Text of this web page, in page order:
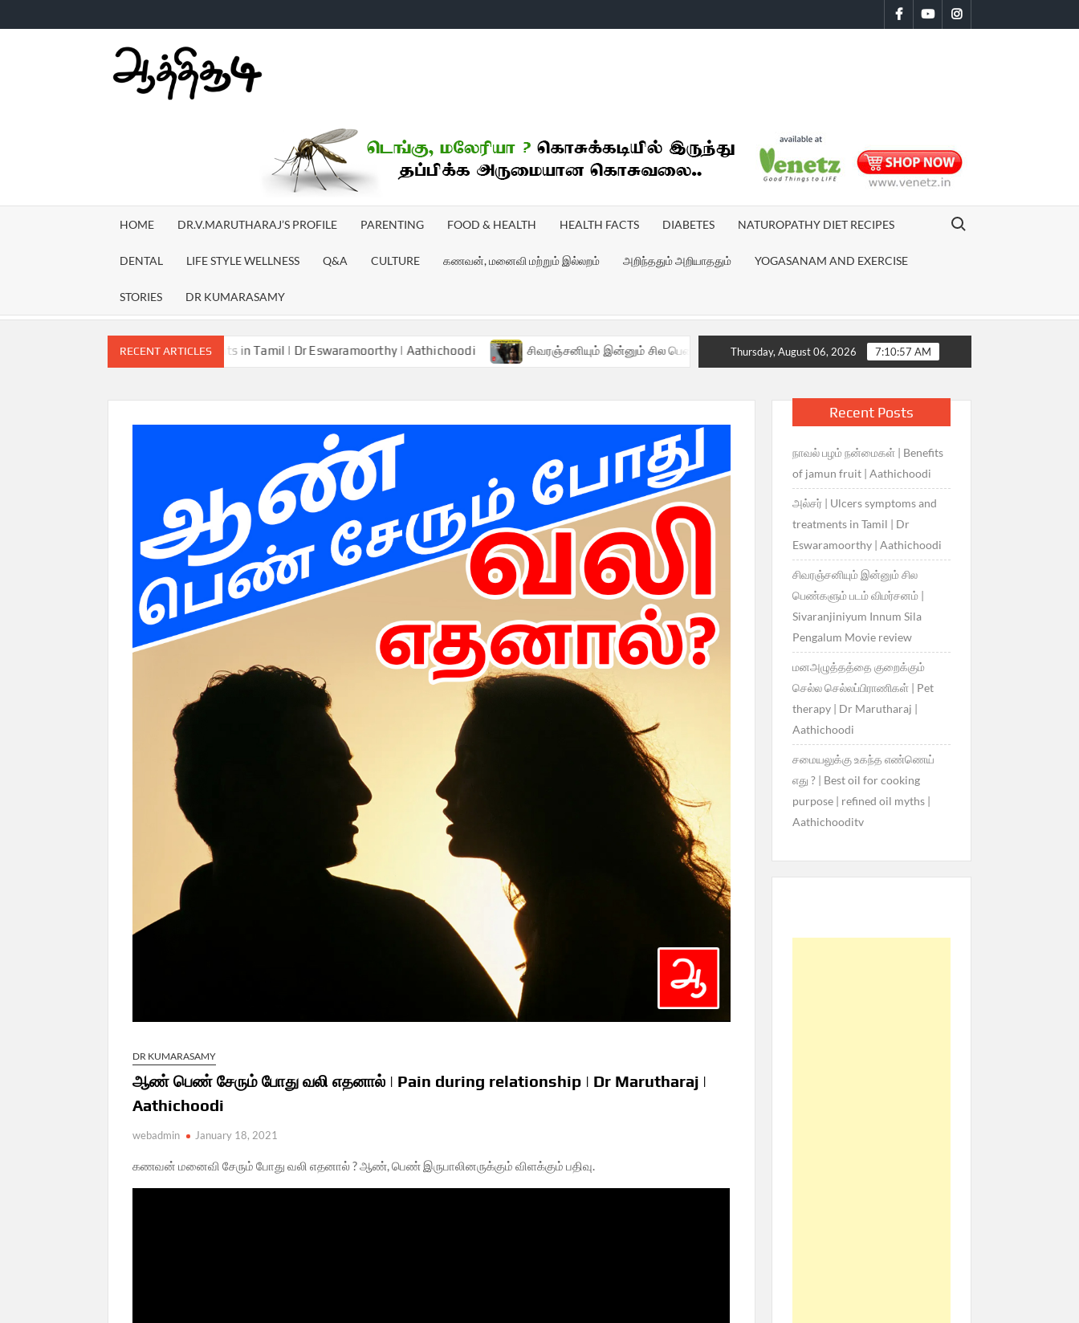
to
FacebookYoutubeInstagram
TV
HOME DR.V.MARUTHARAJ’S PROFILE PARENTING FOOD & HEALTH HEALTH FACTS DIABETES NATUROPATHY DIET RECIPES
DENTAL LIFE STYLE WELLNESS Q&A CULTURE கணவன், மனைவி மற்றும் இல்லறம் அறிந்ததும் அறியாததும் YOGASANAM AND EXERCISE
STORIES DR KUMARASAMY
Search for:
RECENT ARTICLES
symptoms and treatments in Tamil | Dr Eswaramoorthy | Aathichoodi சிவரஞ்சனியும் இன்னும் சில பெண்களும் படம் விமர்சனம் | Sivaranjiniyum Innum Sila Pengalum Movie review
Thursday, August 06, 2026 7:10:58 AM
DR KUMARASAMY
ஆண் பெண் சேரும் போது வலி எதனால் | Pain during relationship | Dr Marutharaj |
Aathichoodi
webadmin January 18, 2021
கணவன் மனைவி சேரும் போது வலி எதனால் ? ஆண், பெண் இருபாலினருக்கும் விளக்கும் பதிவு.
Recent Posts
நாவல் பழம் நன்மைகள் | Benefits
of jamun fruit | Aathichoodi
அல்சர் | Ulcers symptoms and
treatments in Tamil | Dr
Eswaramoorthy | Aathichoodi
சிவரஞ்சனியும் இன்னும் சில
பெண்களும் படம் விமர்சனம் |
Sivaranjiniyum Innum Sila
Pengalum Movie review
மனஅழுத்தத்தை குறைக்கும்
செல்ல செல்லப்பிராணிகள் | Pet
therapy | Dr Marutharaj |
Aathichoodi
சமையலுக்கு உகந்த எண்ணெய்
எது ? | Best oil for cooking
purpose | refined oil myths |
Aathichooditv